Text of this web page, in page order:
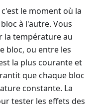
c'est le moment où la
à l'autre. Vous
la température au
bloc, ou entre les
la plus courante et
que chaque bloc
constante. La
tester les effets des